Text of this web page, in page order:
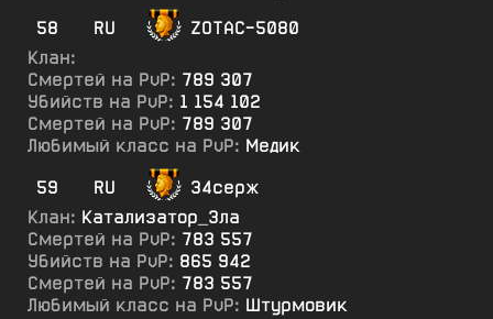
58
RU
ZOTAC-5080
Клан:
Смертей на PvP: 789 307
Убийств на PvP: 1 154 102
Смертей на PvP: 789 307
Любимый класс на PvP: Медик
59
RU
34серж
Клан: Катализатор_Зла
Смертей на PvP: 783 557
Убийств на PvP: 865 942
Смертей на PvP: 783 557
Любимый класс на PvP: Штурмовик